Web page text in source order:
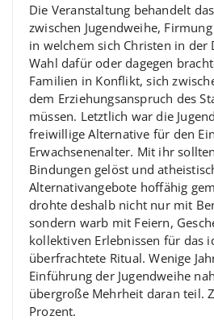
Die Veranstaltung behandelt
zwischen Jugendweihe,
in welchem sich Christen in der
Wahl dafür oder dagegen
Familien in Konflikt, sich
dem Erziehungsanspruch des
müssen. Letztlich war die
freiwillige Alternative für den
Erwachsenenalter. Mit ihr
Bindungen gelöst und
Alternativangebote hoffähig
drohte deshalb nicht nur mit
sondern warb mit Feiern,
kollektiven Erlebnissen für das
überfrachtete Ritual. Wenige
Einführung der Jugendweihe
übergroße Mehrheit daran teil.
Prozent.